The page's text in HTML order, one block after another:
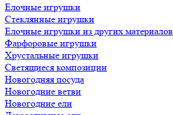
Елочные игрушки
Стеклянные игрушки
Елочные игрушки из других материалов
Фарфоровые игрушки
Хрустальные игрушки
Светящиеся композиции
Новогодняя посуда
Новогодние ветви
Новогодние ели